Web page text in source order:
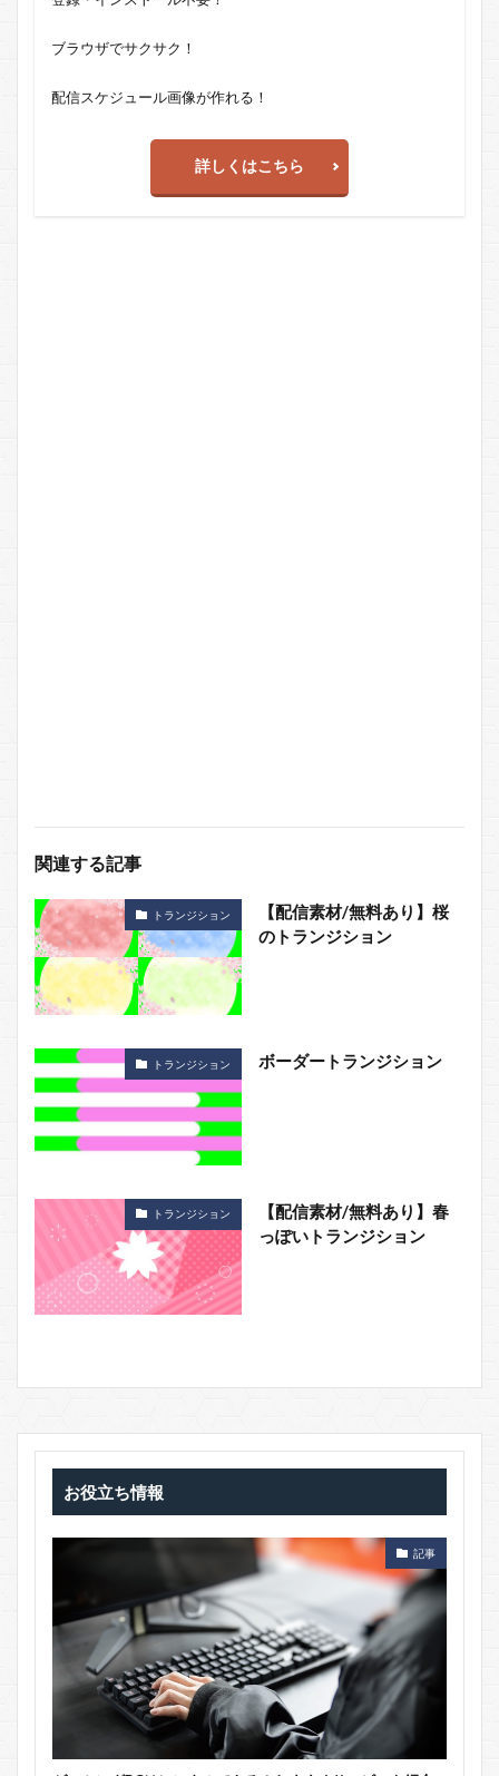
ブラウザでサクサク！
配信スケジュール画像が作れる！
詳しくはこちら
関連する記事
トランジション
【配信素材/無料あり】桜
のトランジション
トランジション ボーダートランジション
トランジション
【配信素材/無料あり】春
っぽいトランジション
お役立ち情報
記事